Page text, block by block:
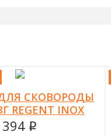
СКОВОРОДЫ
REGENT INOX
394 q